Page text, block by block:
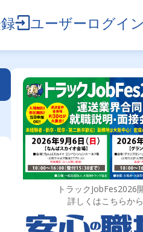
ユーザーログイン
トラックJobFes2026
詳しくはこちらから